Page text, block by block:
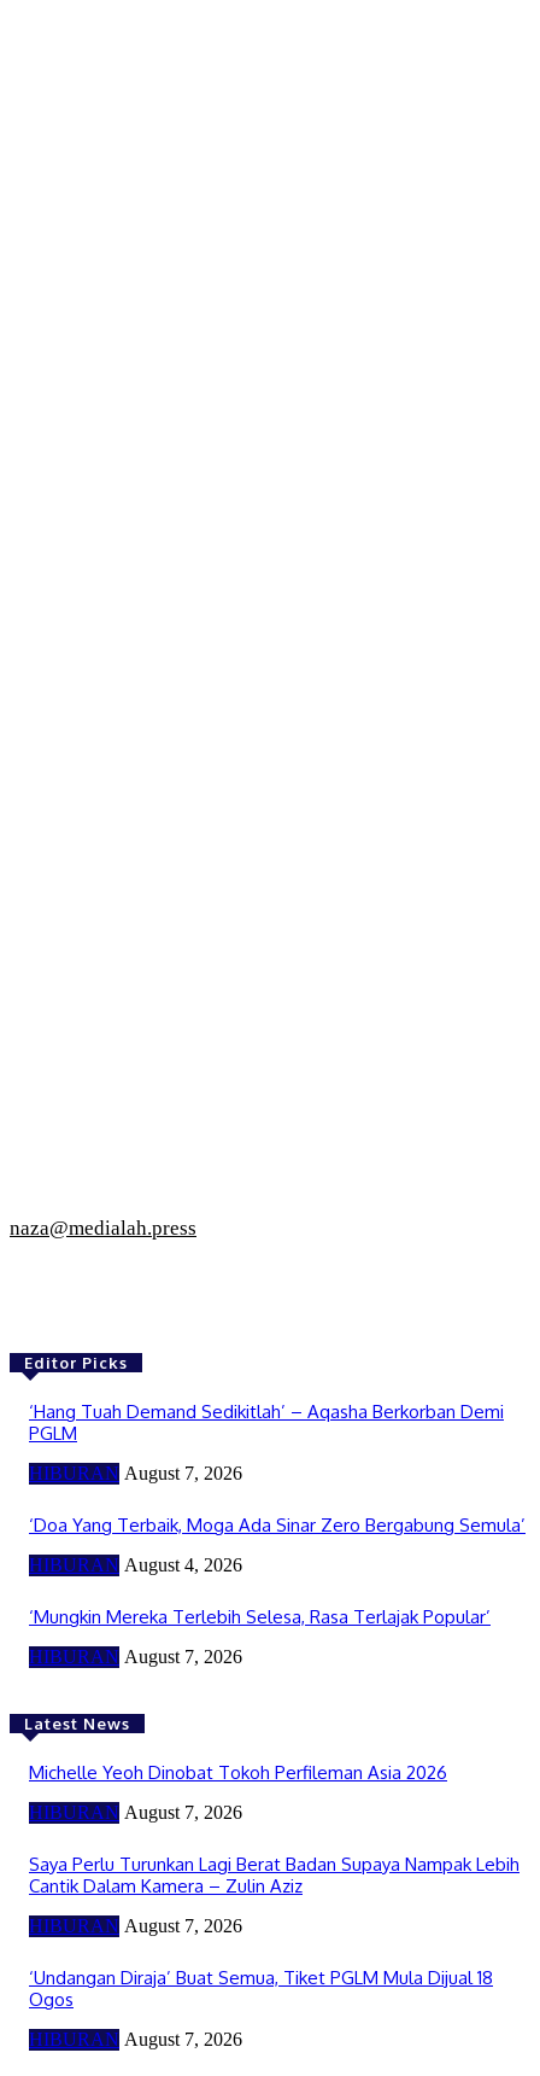
naza@medialah.press
Editor Picks
‘Hang Tuah Demand Sedikitlah’ – Aqasha Berkorban Demi
PGLM
HIBURAN August 7, 2026
‘Doa Yang Terbaik, Moga Ada Sinar Zero Bergabung Semula’
HIBURAN August 4, 2026
‘Mungkin Mereka Terlebih Selesa, Rasa Terlajak Popular’
HIBURAN August 7, 2026
Latest News
Michelle Yeoh Dinobat Tokoh Perfileman Asia 2026
HIBURAN August 7, 2026
Saya Perlu Turunkan Lagi Berat Badan Supaya Nampak Lebih
Cantik Dalam Kamera – Zulin Aziz
HIBURAN August 7, 2026
‘Undangan Diraja’ Buat Semua, Tiket PGLM Mula Dijual 18
Ogos
HIBURAN August 7, 2026